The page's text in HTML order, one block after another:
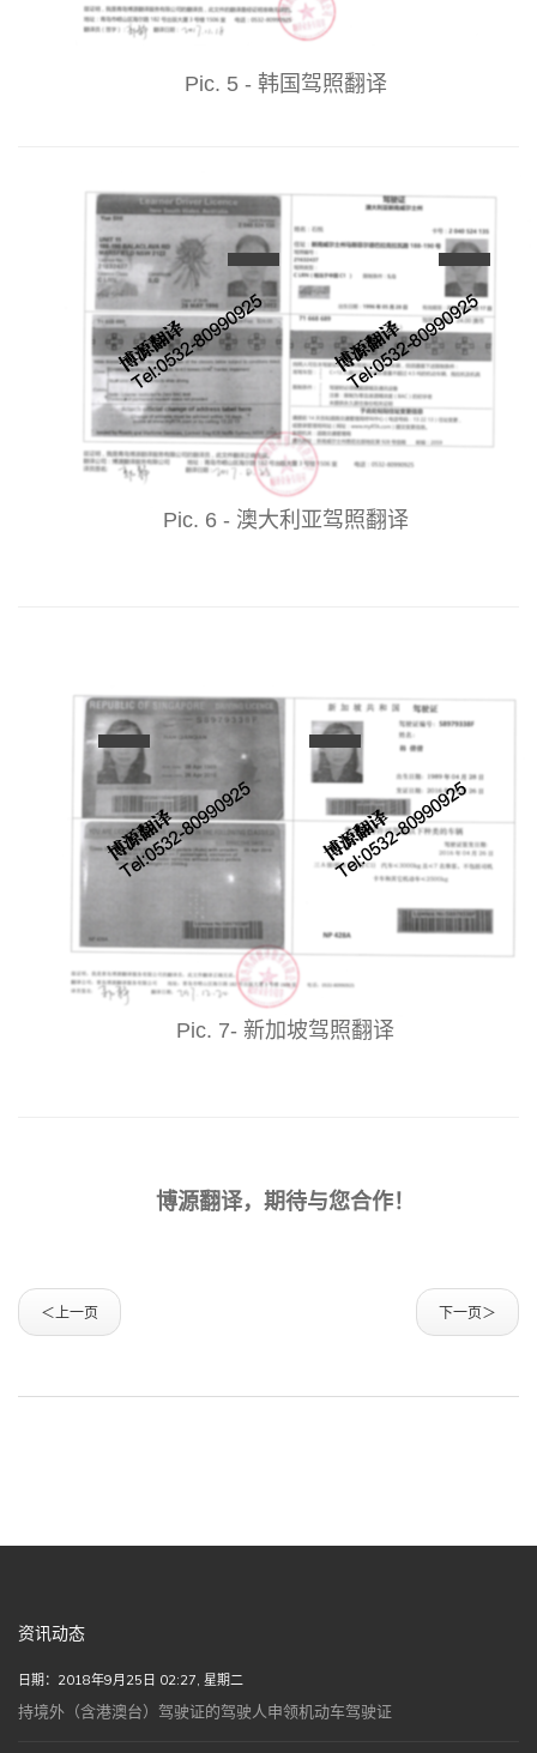
Pic. 5 - 韩国驾照翻译
Pic. 6 - 澳大利亚驾照翻译
Pic. 7- 新加坡驾照翻译
博源翻译，期待与您合作！
＜上一页 下一页＞
资讯动态
日期：2018年9月25日 02:27, 星期二
持境外（含港澳台）驾驶证的驾驶人申领机动车驾驶证